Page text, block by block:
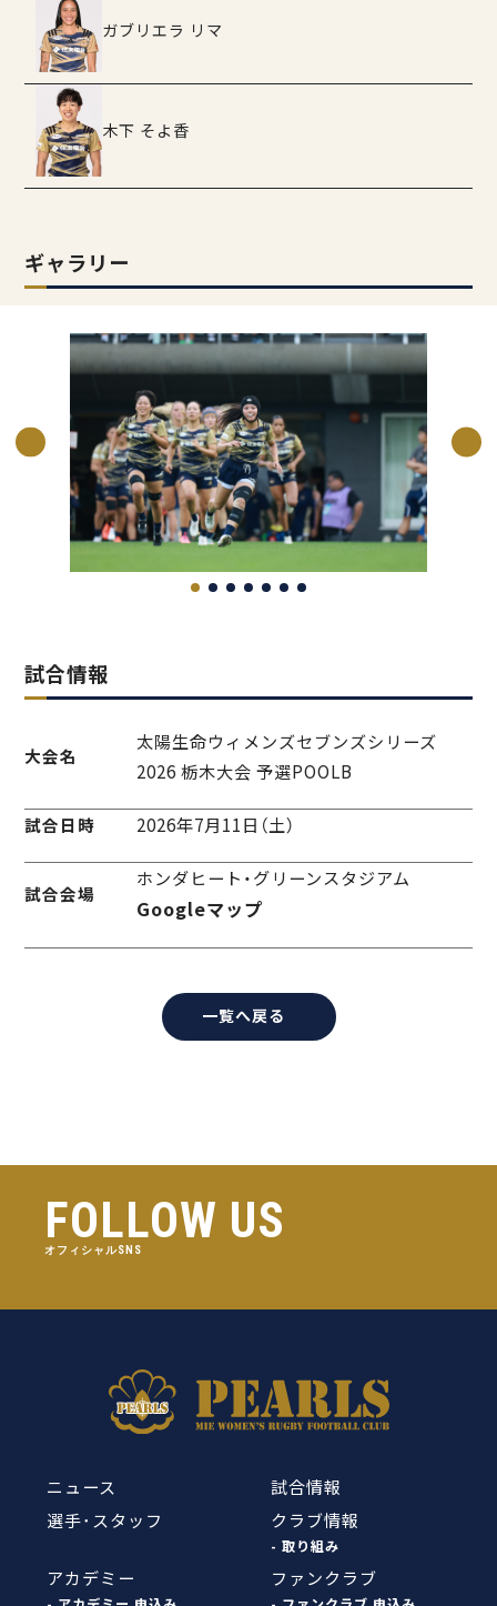
ガブリエラ リマ
木下 そよ香
ギャラリー
試合情報
大会名
太陽生命ウィメンズセブンズシリーズ
2026 栃木大会 予選POOLB
試合日時 2026年7月11日（土）
試合会場
ホンダヒート・グリーンスタジアム
Googleマップ
一覧へ戻る
FOLLOW US
オフィシャルSNS
ニュース
試合情報
選手･スタッフ
クラブ情報
- 取り組み
アカデミー ファンクラブ